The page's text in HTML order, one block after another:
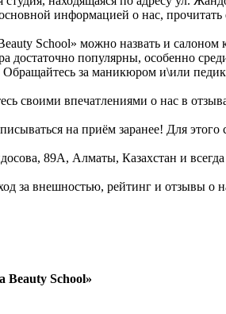
информацией о нас,
School» можно назвать и
достаточно популярны, особенно
Обращайтесь за маникюром и\или
своими впечатлениями о нас в
на приём заранее! Для
89А, Алматы, Казахстан и
за внешностью, рейтинг и отзывы о
Beauty School»